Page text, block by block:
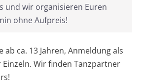
und wir organisieren Euren
ohne Aufpreis!
ab ca. 13 Jahren, Anmeldung als
Wir finden Tanzpartner